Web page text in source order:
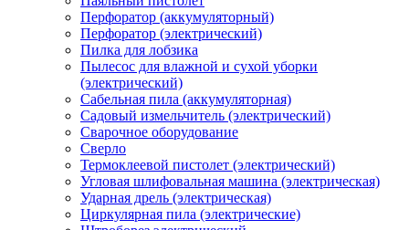
Перфоратор (аккумуляторный)
Перфоратор (электрический)
Пилка для лобзика
Пылесос для влажной и сухой уборки
(электрический)
Сабельная пила (аккумуляторная)
Садовый измельчитель (электрический)
Сварочное оборудование
Сверло
Термоклеевой пистолет (электрический)
Угловая шлифовальная машина (электрическая)
Ударная дрель (электрическая)
Циркулярная пила (электрические)